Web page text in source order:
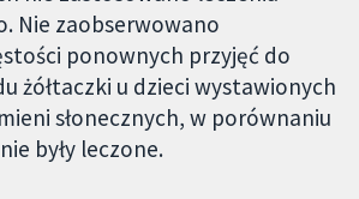
Nie zaobserwowano
ponownych przyjęć do
żółtaczki u dzieci wystawionych
słonecznych, w porównaniu
były leczone.